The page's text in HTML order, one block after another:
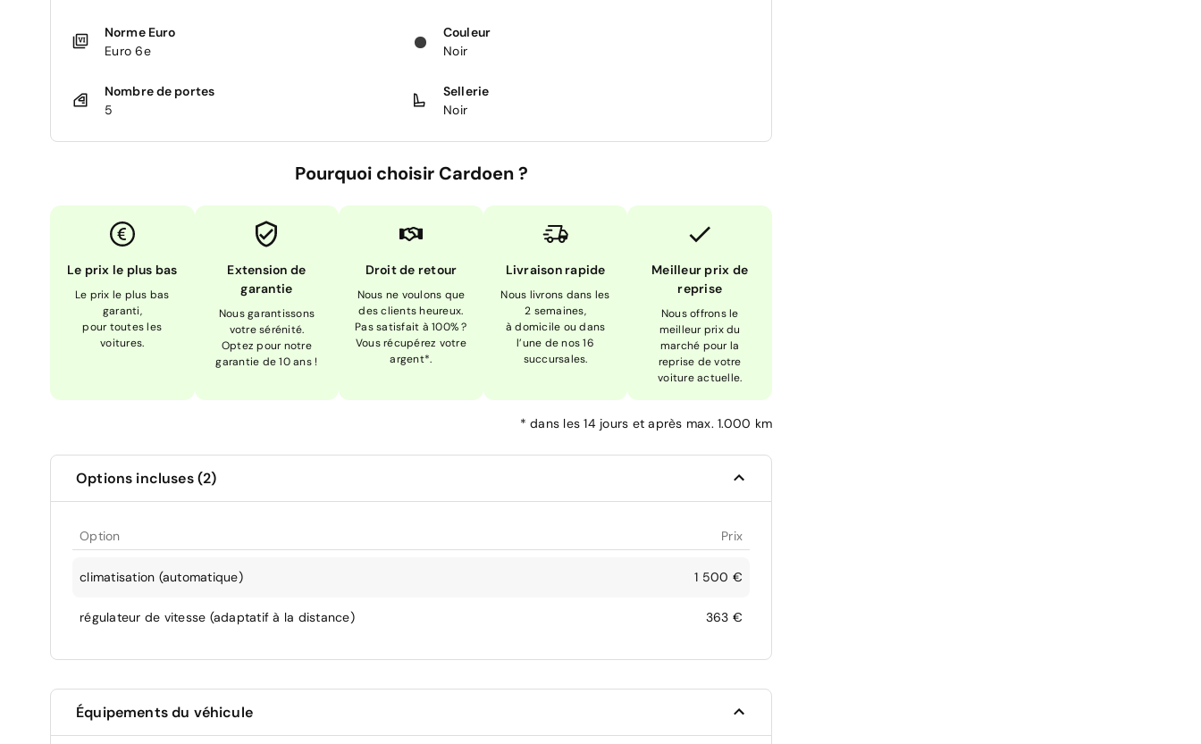
Norme Euro
Euro 6e
Couleur
Noir
Nombre de portes
5
Sellerie
Noir
Pourquoi choisir Cardoen ?
Le prix le plus bas
Le prix le plus bas
garanti,
pour toutes les
voitures.
Extension de
garantie
Nous garantissons
votre sérénité.
Optez pour notre
garantie de 10 ans !
Droit de retour
Nous ne voulons que
des clients heureux.
Pas satisfait à 100% ?
Vous récupérez votre
argent*.
Livraison rapide
Nous livrons dans les
2 semaines,
à domicile ou dans
l’une de nos 16
succursales.
Meilleur prix de
reprise
Nous offrons le
meilleur prix du
marché pour la
reprise de votre
voiture actuelle.
* dans les 14 jours et après max. 1.000 km
Options incluses (2)
Option Prix
climatisation (automatique) 1 500 €
régulateur de vitesse (adaptatif à la distance) 363 €
Équipements du véhicule